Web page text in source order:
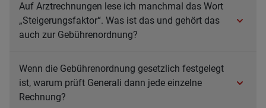
Auf Arzt­rech­nun­gen lese ich manch­mal das Wort
„Stei­ge­rungs­fak­tor“. Was ist das und gehört das
auch zur Gebüh­ren­ord­nung?
Wenn die Gebüh­ren­ord­nung gesetz­lich fest­ge­legt
ist, warum prüft Gene­rali dann jede ein­zelne
Rech­nung?